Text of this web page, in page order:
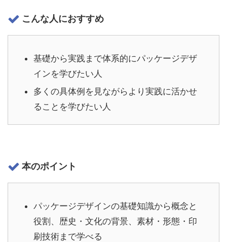
こんな人におすすめ
基礎から実践まで体系的にパッケージデザ
インを学びたい人
多くの具体例を見ながらより実践に活かせ
ることを学びたい人
本のポイント
パッケージデザインの基礎知識から概念と
役割、歴史・文化の背景、素材・形態・印
刷技術まで学べる